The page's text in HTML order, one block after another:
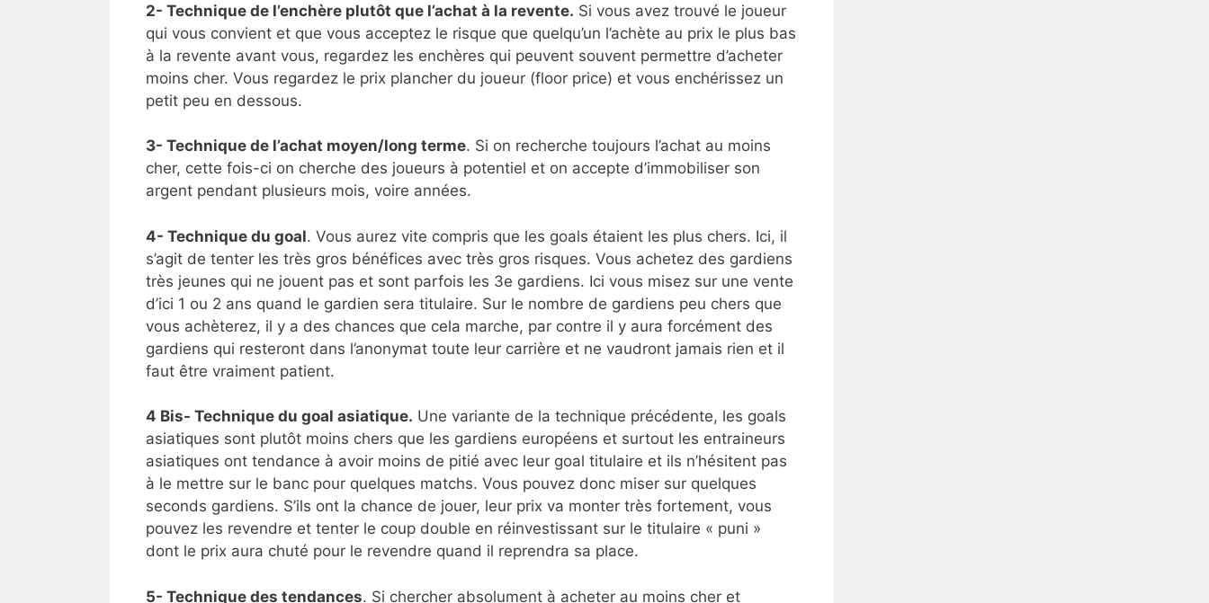
2- Technique de l’enchère plutôt que l’achat à la revente. Si vous avez trouvé le joueur
qui vous convient et que vous acceptez le risque que quelqu’un l’achète au prix le plus bas
à la revente avant vous, regardez les enchères qui peuvent souvent permettre d’acheter
moins cher. Vous regardez le prix plancher du joueur (floor price) et vous enchérissez un
petit peu en dessous.
3- Technique de l’achat moyen/long terme. Si on recherche toujours l’achat au moins
cher, cette fois-ci on cherche des joueurs à potentiel et on accepte d’immobiliser son
argent pendant plusieurs mois, voire années.
4- Technique du goal. Vous aurez vite compris que les goals étaient les plus chers. Ici, il
s’agit de tenter les très gros bénéfices avec très gros risques. Vous achetez des gardiens
très jeunes qui ne jouent pas et sont parfois les 3e gardiens. Ici vous misez sur une vente
d’ici 1 ou 2 ans quand le gardien sera titulaire. Sur le nombre de gardiens peu chers que
vous achèterez, il y a des chances que cela marche, par contre il y aura forcément des
gardiens qui resteront dans l’anonymat toute leur carrière et ne vaudront jamais rien et il
faut être vraiment patient.
4 Bis- Technique du goal asiatique. Une variante de la technique précédente, les goals
asiatiques sont plutôt moins chers que les gardiens européens et surtout les entraineurs
asiatiques ont tendance à avoir moins de pitié avec leur goal titulaire et ils n’hésitent pas
à le mettre sur le banc pour quelques matchs. Vous pouvez donc miser sur quelques
seconds gardiens. S’ils ont la chance de jouer, leur prix va monter très fortement, vous
pouvez les revendre et tenter le coup double en réinvestissant sur le titulaire « puni »
dont le prix aura chuté pour le revendre quand il reprendra sa place.
5- Technique des tendances. Si chercher absolument à acheter au moins cher et